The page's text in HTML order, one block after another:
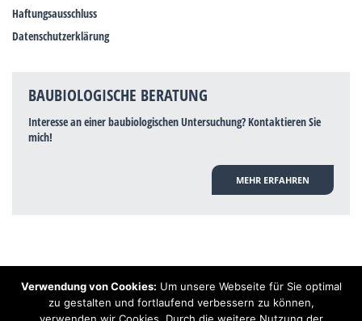
Haftungsausschluss
Datenschutzerklärung
BAUBIOLOGISCHE BERATUNG
Interesse an einer baubiologischen Untersuchung? Kontaktieren Sie
mich!
MEHR ERFAHREN
Hinweis: Trotz zahlreicher Studien, die einen Zusammenhang zwischen
Elektrosmog und gesundheitlichen Problemen aufzeigen, ist es von der
Verwendung von Cookies: Um unsere Webseite für Sie optimal
zu gestalten und fortlaufend verbessern zu können,